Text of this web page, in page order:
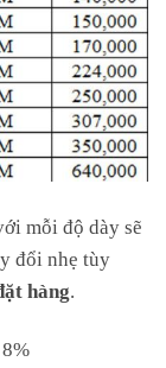
mỗi độ dày sẽ
đổi nhẹ tùy
hàng